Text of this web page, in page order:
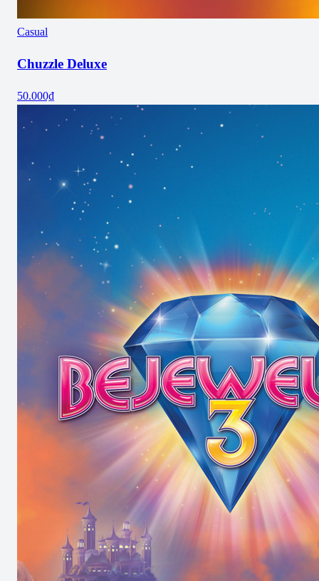
Casual
Chuzzle Deluxe
50.000₫